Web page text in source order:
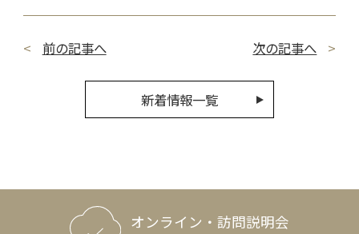
前の記事へ 次の記事へ
新着情報一覧
オンライン・訪問説明会